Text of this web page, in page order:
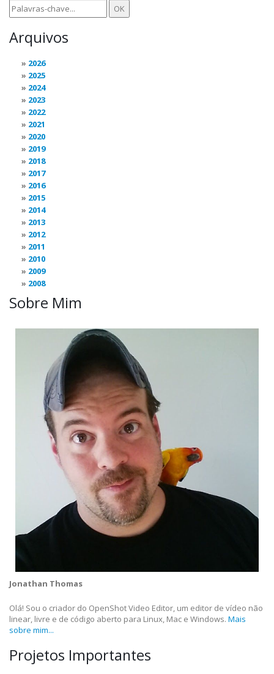
Arquivos
2026
2025
2024
2023
2022
2021
2020
2019
2018
2017
2016
2015
2014
2013
2012
2011
2010
2009
2008
Sobre Mim
Jonathan Thomas
Olá! Sou o criador do OpenShot Video Editor, um editor de vídeo não
linear, livre e de código aberto para Linux, Mac e Windows. Mais
sobre mim...
Projetos Importantes